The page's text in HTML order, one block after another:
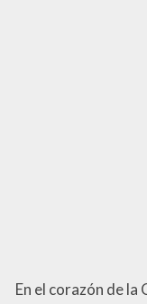
En el corazón de la